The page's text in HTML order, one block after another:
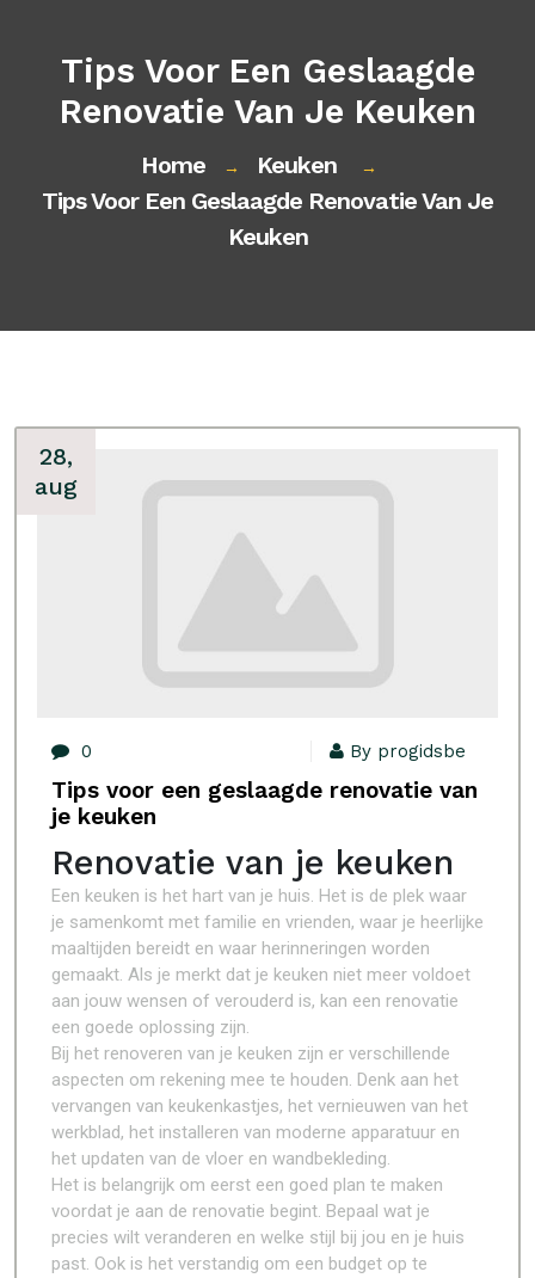
Tips Voor Een Geslaagde
Renovatie Van Je Keuken
Home → Keuken →
Tips Voor Een Geslaagde Renovatie Van Je
Keuken
28,
aug
0 By progidsbe
Tips voor een geslaagde renovatie van
je keuken
Renovatie van je keuken
Een keuken is het hart van je huis. Het is de plek waar
je samenkomt met familie en vrienden, waar je heerlijke
maaltijden bereidt en waar herinneringen worden
gemaakt. Als je merkt dat je keuken niet meer voldoet
aan jouw wensen of verouderd is, kan een renovatie
een goede oplossing zijn.
Bij het renoveren van je keuken zijn er verschillende
aspecten om rekening mee te houden. Denk aan het
vervangen van keukenkastjes, het vernieuwen van het
werkblad, het installeren van moderne apparatuur en
het updaten van de vloer en wandbekleding.
Het is belangrijk om eerst een goed plan te maken
voordat je aan de renovatie begint. Bepaal wat je
precies wilt veranderen en welke stijl bij jou en je huis
past. Ook is het verstandig om een budget op te